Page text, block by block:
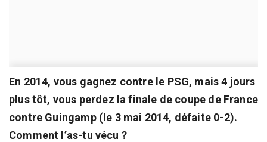
En 2014, vous gagnez contre le PSG, mais 4 jours
plus tôt, vous perdez la finale de coupe de France
contre Guingamp (le 3 mai 2014, défaite 0-2).
Comment l’as-tu vécu ?